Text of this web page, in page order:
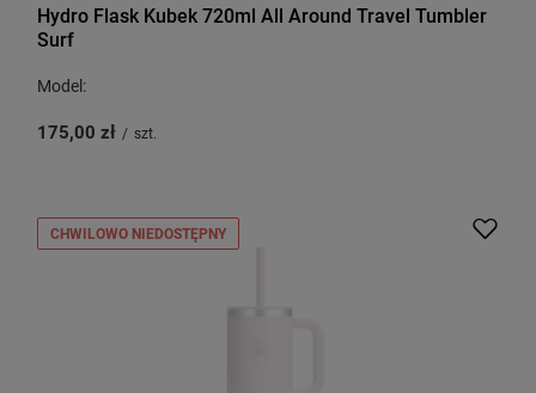
Hydro Flask Kubek 720ml All Around Travel Tumbler
Surf
Model:
175,00 zł / szt.
CHWILOWO NIEDOSTĘPNY